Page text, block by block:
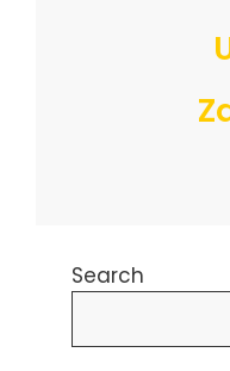
Search